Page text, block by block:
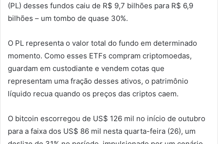
(PL) desses fundos caiu de R$ 9,7 bilhões para R$ 6,9
bilhões – um tombo de quase 30%.
O PL representa o valor total do fundo em determinado
momento. Como esses ETFs compram criptomoedas,
guardam em custodiante e vendem cotas que
representam uma fração desses ativos, o patrimônio
líquido recua quando os preços das criptos caem.
O bitcoin escorregou de US$ 126 mil no início de outubro
para a faixa dos US$ 86 mil nesta quarta-feira (26), um